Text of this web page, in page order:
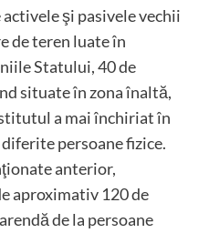
şi pasivele vechii
de teren luate în
Statului, 40 de
situate în zona înaltă,
a mai închiriat în
persoane fizice.
anterior,
aproximativ 120 de
de la persoane